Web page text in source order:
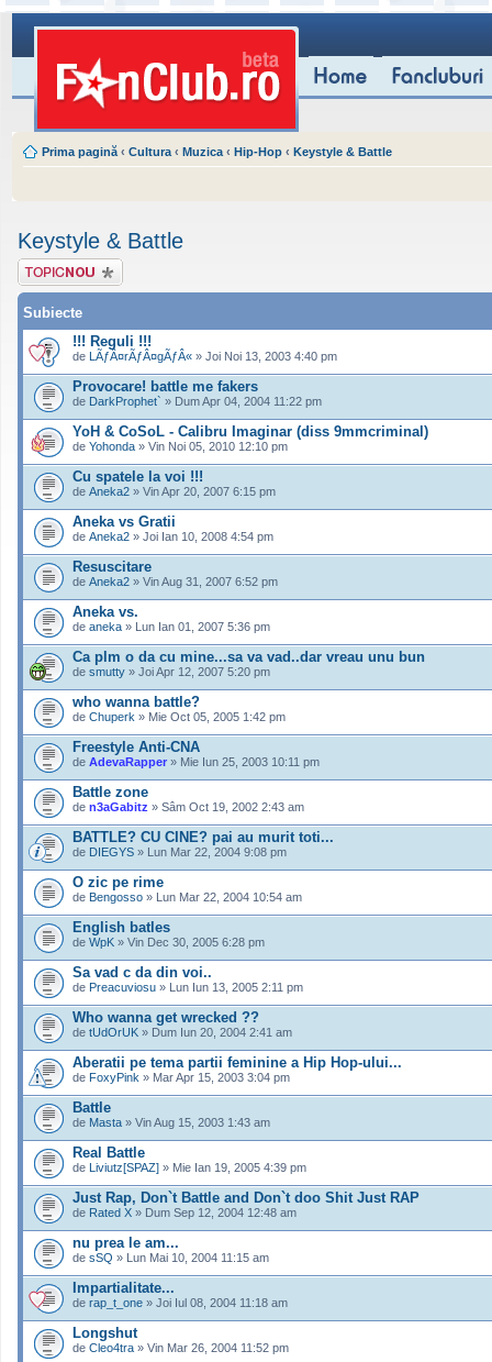
Prima pagină ‹ Cultura ‹ Muzica ‹ Hip-Hop ‹ Keystyle & Battle
Keystyle & Battle
Scrie un subiect
nou
Subiecte
!!! Reguli !!!
de LÃƒÂ¤rÃƒÂ¤gÃƒÂ« » Joi Noi 13, 2003 4:40 pm
Provocare! battle me fakers
de DarkProphet` » Dum Apr 04, 2004 11:22 pm
YoH & CoSoL - Calibru Imaginar (diss 9mmcriminal)
de Yohonda » Vin Noi 05, 2010 12:10 pm
Cu spatele la voi !!!
de Aneka2 » Vin Apr 20, 2007 6:15 pm
Aneka vs Gratii
de Aneka2 » Joi Ian 10, 2008 4:54 pm
Resuscitare
de Aneka2 » Vin Aug 31, 2007 6:52 pm
Aneka vs.
de aneka » Lun Ian 01, 2007 5:36 pm
Ca plm o da cu mine...sa va vad..dar vreau unu bun
de smutty » Joi Apr 12, 2007 5:20 pm
who wanna battle?
de Chuperk » Mie Oct 05, 2005 1:42 pm
Freestyle Anti-CNA
de AdevaRapper » Mie Iun 25, 2003 10:11 pm
Battle zone
de n3aGabitz » Sâm Oct 19, 2002 2:43 am
BATTLE? CU CINE? pai au murit toti...
de DIEGYS » Lun Mar 22, 2004 9:08 pm
O zic pe rime
de Bengosso » Lun Mar 22, 2004 10:54 am
English batles
de WpK » Vin Dec 30, 2005 6:28 pm
Sa vad c da din voi..
de Preacuviosu » Lun Iun 13, 2005 2:11 pm
Who wanna get wrecked ??
de tUdOrUK » Dum Iun 20, 2004 2:41 am
Aberatii pe tema partii feminine a Hip Hop-ului...
de FoxyPink » Mar Apr 15, 2003 3:04 pm
Battle
de Masta » Vin Aug 15, 2003 1:43 am
Real Battle
de Liviutz[SPAZ] » Mie Ian 19, 2005 4:39 pm
Just Rap, Don`t Battle and Don`t doo Shit Just RAP
de Rated X » Dum Sep 12, 2004 12:48 am
nu prea le am...
de sSQ » Lun Mai 10, 2004 11:15 am
Impartialitate...
de rap_t_one » Joi Iul 08, 2004 11:18 am
Longshut
de Cleo4tra » Vin Mar 26, 2004 11:52 pm